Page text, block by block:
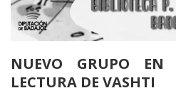
NUEVO GRUPO EN
LECTURA DE VASHTI